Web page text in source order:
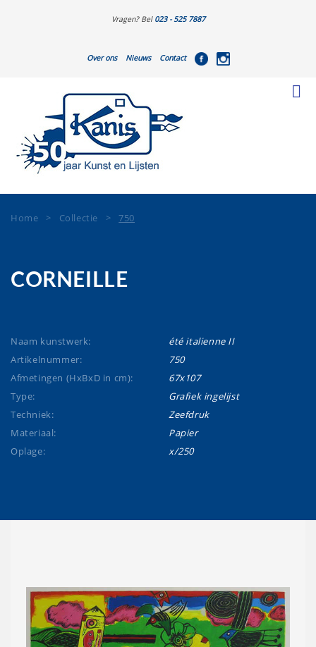
Vragen? Bel 023 - 525 7887
Over ons Nieuws Contact
Home > Collectie >750
CORNEILLE
Naam kunstwerk:
été italienne II
Artikelnummer:
750
Afmetingen (HxBxD in cm):
67x107
Type:
Grafiek ingelijst
Techniek:
Zeefdruk
Materiaal:
Papier
Oplage:
x/250